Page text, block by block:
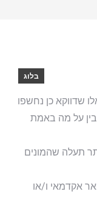
בלוג
שדווקא כן נחשפו
על מה באמת
תעלה שהמונים
אקדמאי ו/או